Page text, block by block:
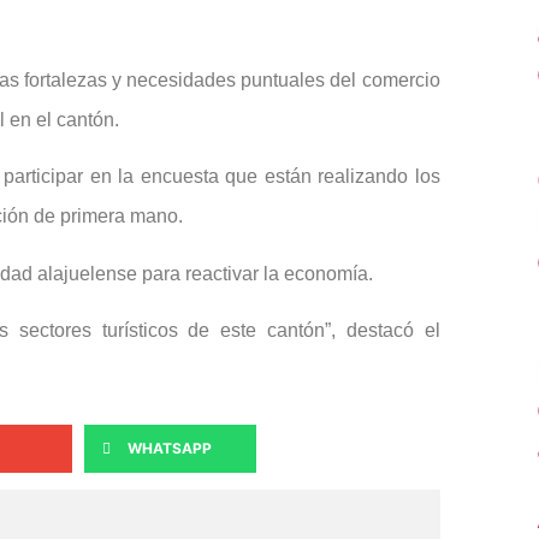
fortalezas y necesidades puntuales del comercio
en el cantón.
en la encuesta que están realizando los
de primera mano.
alajuelense para reactivar la economía.
sectores turísticos de este cantón”, destacó el
WHATSAPP